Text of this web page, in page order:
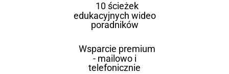
10 ścieżek
edukacyjnych wideo
poradników
Wsparcie premium
- mailowo i
telefonicznie